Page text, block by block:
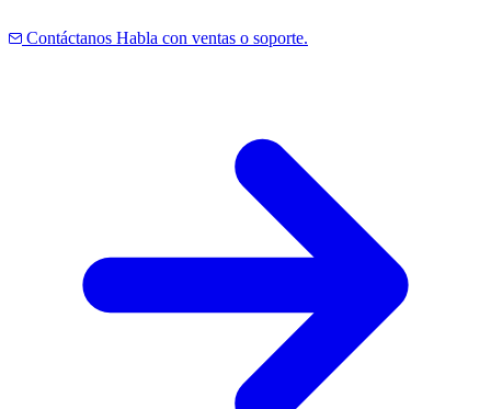
Contáctanos Habla con ventas o soporte.